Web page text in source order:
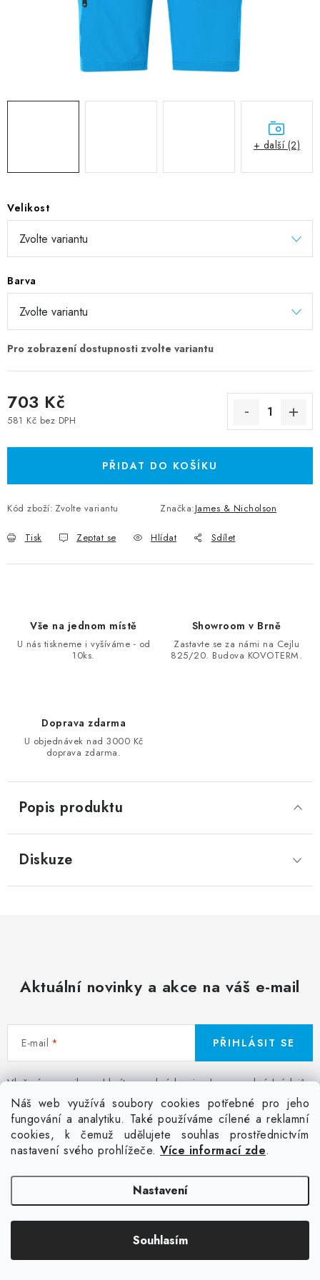
Náš web využívá soubory cookies potřebné pro jeho
fungování a analytiku. Také používáme cílené a reklamní
cookies, k čemuž udělujete souhlas prostřednictvím
nastavení svého prohlížeče. Více informací zde.
Nastavení
Souhlasím
REFLEXNÍ NAŽEHLOVAČKY
TEXTIL S VLASTNÍM POTISKEM
Výměna/vrácení zboží
Vánoční trička
Kontakty
Akce a slevy
Velikost
Barva
703 Kč
581 Kč bez DPH
PŘIDAT DO KOŠÍKU
Kód zboží: Zvolte variantu Značka:James & Nicholson
Tisk Zeptat se Hlídat Sdílet
+ další (2)
Vše na jednom místě
U nás tiskneme i vyšíváme - od
10ks.
Showroom v Brně
Zastavte se za námi na Cejlu
825/20. Budova KOVOTERM.
Doprava zdarma
U objednávek nad 3000 Kč
doprava zdarma.
Popis produktu
Diskuze
Aktuální novinky a akce na váš e-mail
E-mail
Vložením e-mailu souhlasíte spodmínkami ochrany osobních údajů
PŘIHLÁSIT SE
Facebook Kontakt Jak nakupovat
Poptávka potisku textilu
Akce a slevy GDPR + cookies Obchodní podmínky
Doprava
Copyright 2026Colordot.cz. Všechna práva vyhrazena.Upravit nastavení
cookies